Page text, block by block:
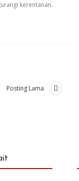
kerentanan.
Posting Lama